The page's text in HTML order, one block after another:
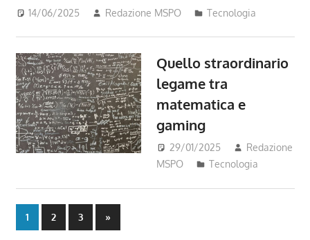
14/06/2025 Redazione MSPO Tecnologia
Quello straordinario
legame tra
matematica e
gaming
29/01/2025
Redazione
MSPO
Tecnologia
Paginazione
1 2 3
Next
Posts
»